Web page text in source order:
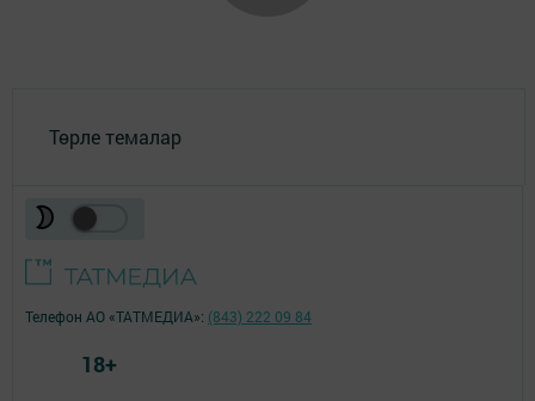
Төрле темалар
Телефон АО «ТАТМЕДИА»: (843) 222 09 84
18+